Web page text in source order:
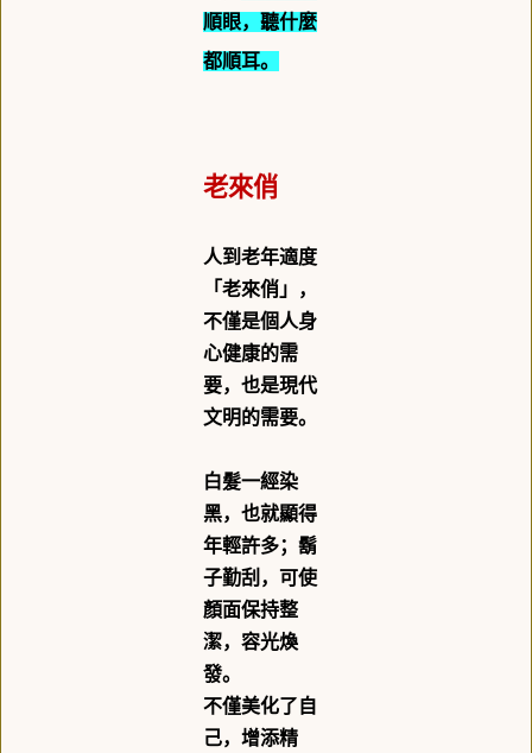
順眼，聽什麼
都順耳。
老來俏
人到老年適度
「老來俏」，
不僅是個人身
心健康的需
要，也是現代
文明的需要。
白髮一經染
黑，也就顯得
年輕許多；鬍
子勤刮，可使
顏面保持整
潔，容光煥
發。
不僅美化了自
己，增添精